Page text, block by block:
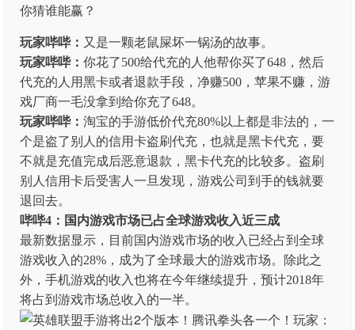
玩家哔哔： 又是一颗老鼠屎坏一锅汤的故事。
玩家哔哔：你花了500给代充的人他帮你买了648，然后
代充的人用黑卡或者退款手段，净赚500，苹果不赚，游
戏厂商一毛没拿到给你充了648。
玩家哔哔：淘宝的手游低价代充80%以上都是非法的，一
个是盗了别人的信用卡盗刷代充，也就是黑卡代充，要
不就是充值完成后恶意退款，黑卡代充的比较多。盗刷
别人信用卡后受害人一旦发现，游戏公司到手的钱就要
退回去。
哔哔4：国内游戏市场已占全球游戏收入近三成
最新数据显示，目前国内游戏市场的收入已经占到全球
游戏收入的28%，成为了全球最大的游戏市场。除此之
外，手机游戏的收入也将在今年继续提升，预计2018年
将占到游戏市场总收入的一半。